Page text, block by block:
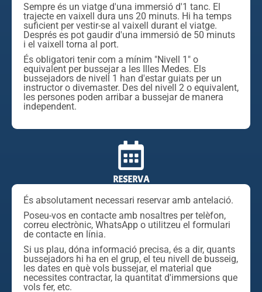
Sempre és un viatge d'una immersió d'1 tanc. El
trajecte en vaixell dura uns 20 minuts. Hi ha temps
suficient per vestir-se al vaixell durant el viatge.
Després es pot gaudir d'una immersió de 50 minuts
i el vaixell torna al port.
És obligatori tenir com a mínim "Nivell 1" o
equivalent per bussejar a les Illes Medes. Els
bussejadors de nivell 1 han d'estar guiats per un
instructor o divemaster. Des del nivell 2 o equivalent,
les persones poden arribar a bussejar de manera
independent.
RESERVA
És absolutament necessari reservar amb antelació.
Poseu-vos en contacte amb nosaltres per telèfon,
correu electrònic, WhatsApp o utilitzeu el formulari
de contacte en línia.
Si us plau, dóna informació precisa, és a dir, quants
bussejadors hi ha en el grup, el teu nivell de busseig,
les dates en què vols bussejar, el material que
necessites contractar, la quantitat d'immersions que
vols fer, etc.